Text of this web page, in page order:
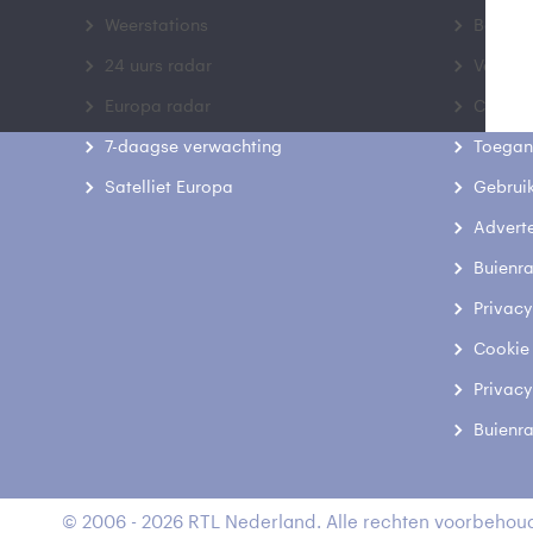
Weerstations
24 uurs radar
Europa radar
7-daagse verwachting
Satelliet Europa
Contact
© 2006 - 2026 RTL Nederland. Alle rechten